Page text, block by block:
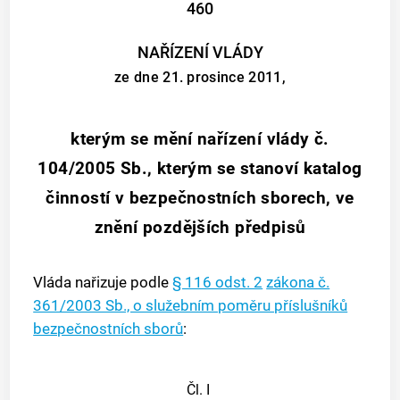
460
NAŘÍZENÍ VLÁDY
ze dne 21. prosince 2011,
kterým se mění nařízení vlády č.
104/2005 Sb., kterým se stanoví katalog
činností v bezpečnostních sborech, ve
znění pozdějších předpisů
Vláda nařizuje podle§ 116 odst. 2 zákona č.
361/2003 Sb., o služebním poměru příslušníků
bezpečnostních sborů:
Čl. I